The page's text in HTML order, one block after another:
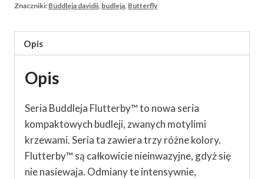
Znaczniki: Buddleja davidii budleja Butterfly
Opis
Opis
Seria Buddleja Flutterby™ to nowa seria
kompaktowych budleji, zwanych motylimi
krzewami. Seria ta zawiera trzy różne kolory.
Flutterby™ są całkowicie nieinwazyjne, gdyż się
nie nasiewaja. Odmiany te intensywnie,